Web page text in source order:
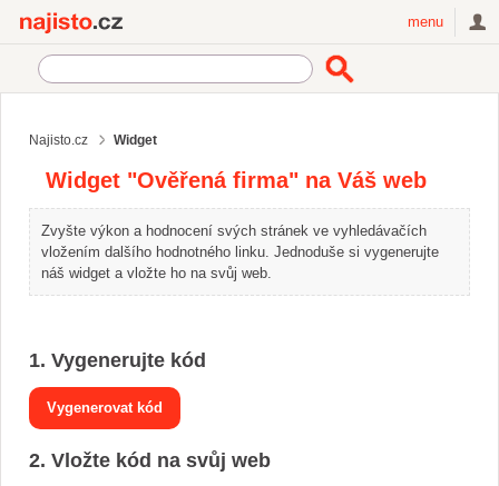
menu
Najisto.cz Widget
Widget "Ověřená firma" na Váš web
Zvyšte výkon a hodnocení svých stránek ve vyhledávačích
vložením dalšího hodnotného linku. Jednoduše si vygenerujte
náš widget a vložte ho na svůj web.
1. Vygenerujte kód
2. Vložte kód na svůj web